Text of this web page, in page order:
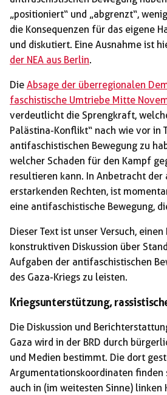
„positioniert“ und „abgrenzt“,
die Konsequenzen für das eigene
und diskutiert. Eine Ausnahme ist
der NEA aus Berlin.
Die Absage der überregionalen
faschistische Umtriebe Mitte
verdeutlicht die Sprengkraft,
Palästina-Konflikt“ nach wie vor in
antifaschistischen Bewegung zu
welcher Schaden für den Kampf
resultieren kann. In Anbetracht der
erstarkenden Rechten, ist
eine antifaschistische Bewegung,
Dieser Text ist unser Versuch,
konstruktiven Diskussion über
Aufgaben der antifaschistischen
des Gaza-Kriegs zu leisten.
Kriegsunterstützung,
Die Diskussion und
Gaza wird in der BRD durch
und Medien bestimmt. Die dort
Argumentationskoordinaten
auch in (im weitesten Sinne) linken